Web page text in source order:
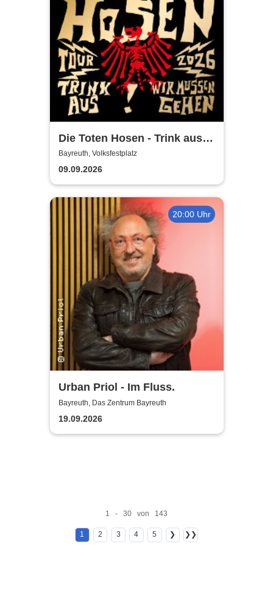
Die Toten Hosen - Trink aus!
Wir müssen gehen - Tour
2026
Bayreuth, Volksfestplatz
09.09.2026
20:00 Uhr
Urban Priol - Im Fluss.
Bayreuth, Das Zentrum Bayreuth
19.09.2026
1 - 30 von 143
1 2 3 4 5 ❯ ❯❯